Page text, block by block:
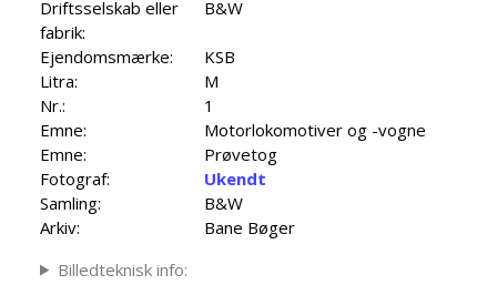
Driftsselskab eller
fabrik:
B&W
Ejendomsmærke:
KSB
Litra:
M
Nr.:
1
Emne:
Motorlokomotiver og -vogne
Emne:
Prøvetog
Fotograf:
Ukendt
Samling:
B&W
Arkiv:
Bane Bøger
Billedteknisk info: